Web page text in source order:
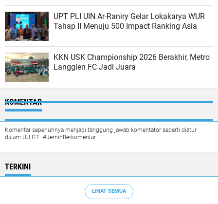
UPT PLI UIN Ar-Raniry Gelar Lokakarya WUR
Tahap II Menuju 500 Impact Ranking Asia
KKN USK Championship 2026 Berakhir, Metro
Langgien FC Jadi Juara
KOMENTAR
Komentar sepenuhnya menjadi tanggung jawab komentator seperti diatur
dalam UU ITE. #JernihBerkomentar
TERKINI
LIHAT SEMUA